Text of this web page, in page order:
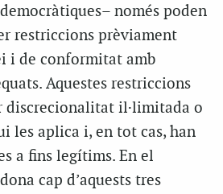
només poden
restriccions prèviament
i de conformitat amb
Aquestes restriccions
discrecionalitat il·limitada o
les aplica i, en tot cas, han
a fins legítims. En el
cap d’aquests tres